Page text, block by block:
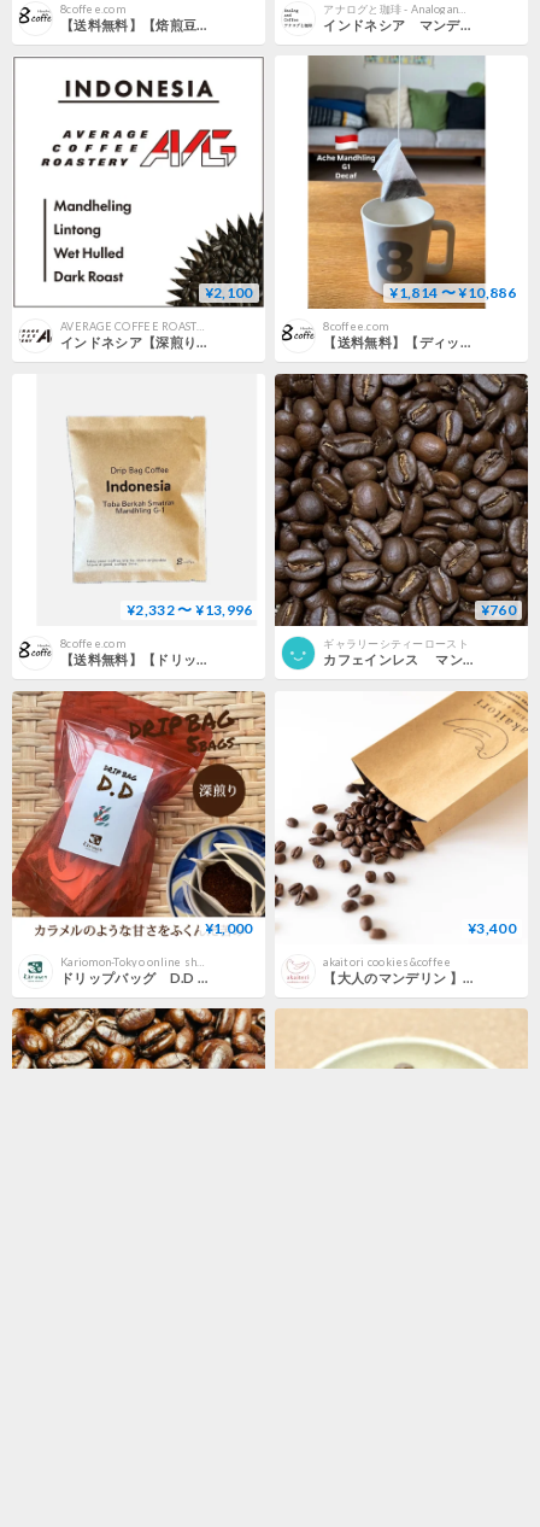
8coffee.com
【送料無料】【焙煎豆】300g～1kg インドネシア アチェ マンデリンG1 デカフェ ノンカフェイン インドネシア マンデリン バタックブルー
¥2,100
インドネシア【深煎り】リントン マンデリン スマトラ式
¥1,814 〜 ¥10,886
8coffee.com
【送料無料】【ディップスタイルコーヒー】１２個入り～９０個入り インドネシア アチェ マンデリンG1 デカフェ ノンカフェイン
¥2,332 〜 ¥13,996
8coffee.com
【送料無料】【ドリップバッグコーヒー】 １２袋～９０袋 インドネシア トバブルカ スマトラマンデリンG-1
¥760
ギャラリーシティーロースト
カフェインレス マンデリン クィーンストラ 100ｇ
¥1,000 ¥3,400
akaitori cookies&coffee